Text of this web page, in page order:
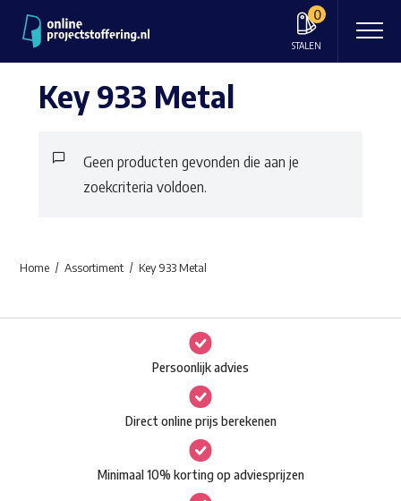
0
STALEN
Key 933 Metal
Geen producten gevonden die aan je
zoekcriteria voldoen.
Home Assortiment Key 933 Metal
Persoonlijk advies
Direct online prijs berekenen
Minimaal 10% korting op adviesprijzen